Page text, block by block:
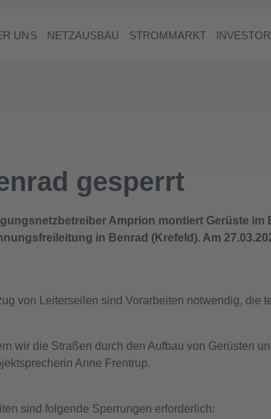
UNS NETZAUSBAU STROMMARKT
gesperrt
Amprion montiert Gerüste im
in Benrad (Krefeld). Am
von Leiterseilen sind Vorarbeiten notwendig, die
wir die Straßen durch den Aufbau von Gerüsten
Anne Frentrup.
sind folgende Sperrungen erforderlich: